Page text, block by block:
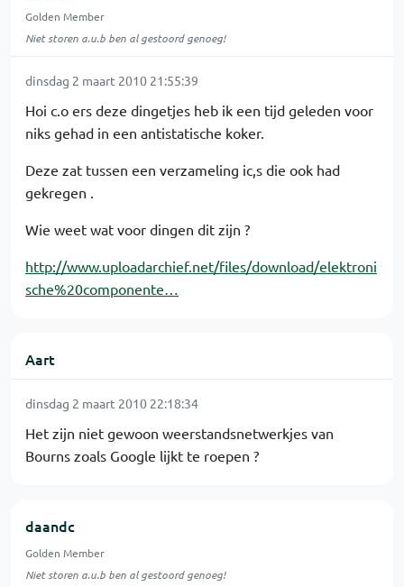
Golden Member
Niet storen a.u.b ben al gestoord genoeg!
dinsdag 2 maart 2010 21:55:39
Hoi c.o ers deze dingetjes heb ik een tijd geleden voor
niks gehad in een antistatische koker.
Deze zat tussen een verzameling ic,s die ook had
gekregen .
Wie weet wat voor dingen dit zijn ?
http://www.uploadarchief.net/files/download/elektroni
sche%20componente…
Aart
dinsdag 2 maart 2010 22:18:34
Het zijn niet gewoon weerstandsnetwerkjes van
Bourns zoals Google lijkt te roepen ?
daandc
Golden Member
Niet storen a.u.b ben al gestoord genoeg!